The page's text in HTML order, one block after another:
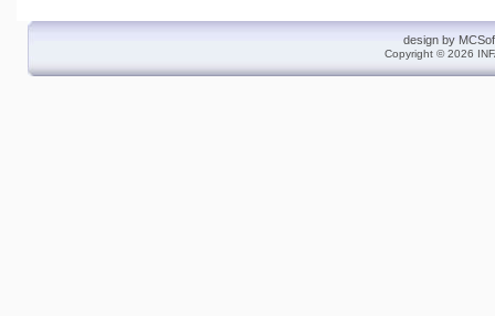
design by
Copyright © 2026